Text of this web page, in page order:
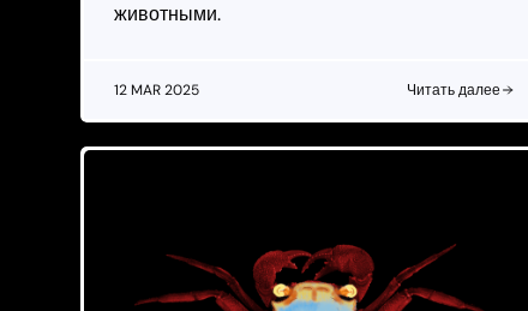
животными.
12 MAR 2025 Читать далее